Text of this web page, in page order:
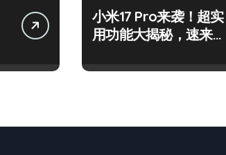
小米17 Pro来袭！超实
用功能大揭秘，速来围